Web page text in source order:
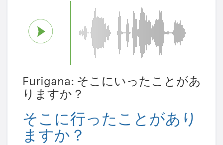
Furigana: そこにいったことがあ
りますか？
そこに行ったことがあり
ますか？